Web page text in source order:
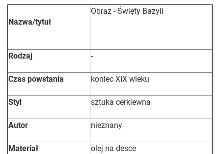
Nazwa/tytuł
Obraz - Święty Bazyli
Rodzaj -
Czas powstania koniec XIX wieku
Styl sztuka cerkiewna
Autor nieznany
Materiał olej na desce